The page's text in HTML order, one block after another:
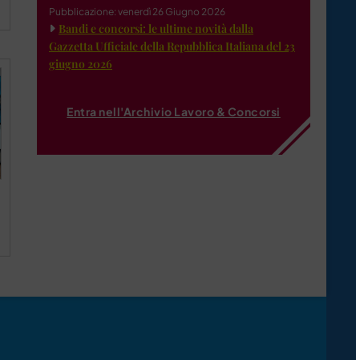
Pubblicazione: venerdì 26 Giugno 2026
Bandi e concorsi: le ultime novità dalla
Gazzetta Ufficiale della Repubblica Italiana del 23
giugno 2026
Entra nell'Archivio Lavoro & Concorsi